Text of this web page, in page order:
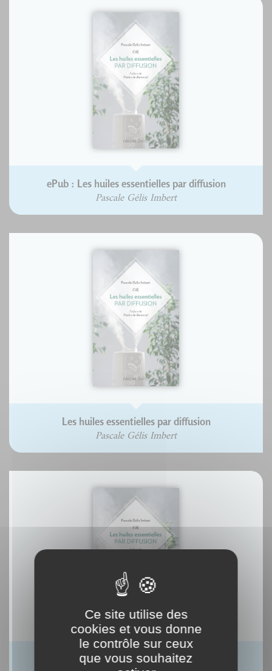
ePub : Les huiles essentielles par diffusion
Pascale Gélis Imbert
Les huiles essentielles par diffusion
Pascale Gélis Imbert
eBook : Les huiles essentielles par diffusion
Ce site utilise des
cookies et vous donne
le contrôle sur ceux
que vous souhaitez